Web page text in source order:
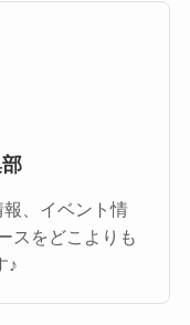
、イベント情
スをどこよりも
♪